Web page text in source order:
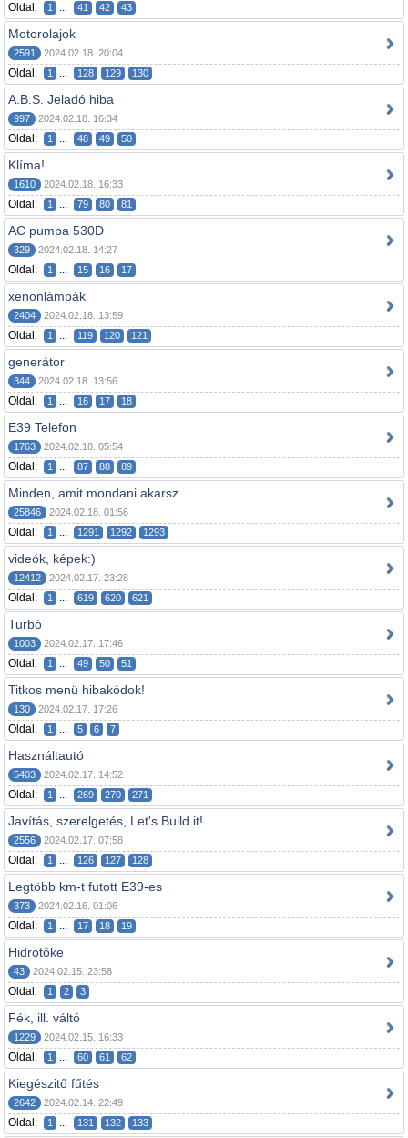
Oldal: 1 ... 41 42 43
Motorolajok
2591 2024.02.18. 20:04
Oldal: 1 ... 128 129 130
A.B.S. Jeladó hiba
997 2024.02.18. 16:34
Oldal: 1 ... 48 49 50
Klíma!
1610 2024.02.18. 16:33
Oldal: 1 ... 79 80 81
AC pumpa 530D
329 2024.02.18. 14:27
Oldal: 1 ... 15 16 17
xenonlámpák
2404 2024.02.18. 13:59
Oldal: 1 ... 119 120 121
generátor
344 2024.02.18. 13:56
Oldal: 1 ... 16 17 18
E39 Telefon
1763 2024.02.18. 05:54
Oldal: 1 ... 87 88 89
Minden, amit mondani akarsz...
25846 2024.02.18. 01:56
Oldal: 1 ... 1291 1292 1293
videók, képek:)
12412 2024.02.17. 23:28
Oldal: 1 ... 619 620 621
Turbó
1003 2024.02.17. 17:46
Oldal: 1 ... 49 50 51
Titkos menü hibakódok!
130 2024.02.17. 17:26
Oldal: 1 ... 5 6 7
Használtautó
5403 2024.02.17. 14:52
Oldal: 1 ... 269 270 271
Javítás, szerelgetés, Let's Build it!
2556 2024.02.17. 07:58
Oldal: 1 ... 126 127 128
Legtöbb km-t futott E39-es
373 2024.02.16. 01:06
Oldal: 1 ... 17 18 19
Hidrotőke
43 2024.02.15. 23:58
Oldal: 1 2 3
Fék, ill. váltó
1229 2024.02.15. 16:33
Oldal: 1 ... 60 61 62
Kiegészitő fűtés
2642 2024.02.14. 22:49
Oldal: 1 ... 131 132 133